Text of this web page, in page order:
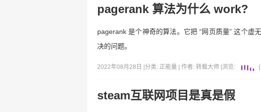
pagerank 算法为什么 work?
pagerank 是个神奇的算法。它把 “网页质量” 这个
决的问题。
2022年08月28日 | 分类: 正能量 | 作者: 转载大师 浏览:
steam互联网项目是真是假